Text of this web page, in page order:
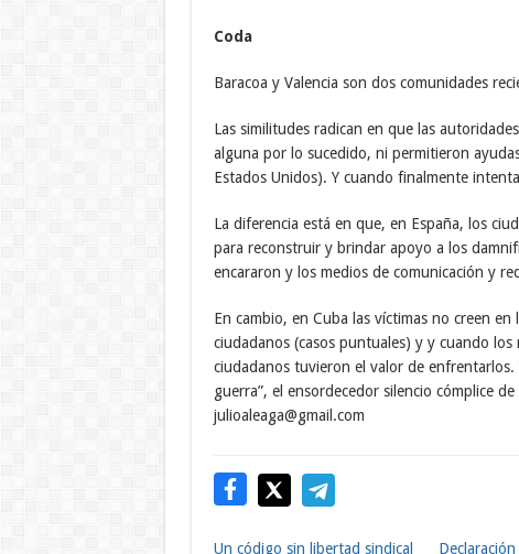
Coda
Baracoa y Valencia son dos comunidades
Las similitudes radican en que las
alguna por lo sucedido, ni permitieron
Estados Unidos). Y cuando finalmente
La diferencia está en que, en España, los
para reconstruir y brindar apoyo a los
encararon y los medios de comunicación y
En cambio, en Cuba las víctimas no creen
ciudadanos (casos puntuales) y y cuando
ciudadanos tuvieron el valor de
guerra”, el ensordecedor silencio cómplice
julioaleaga@gmail.com
Un código sin libertad sindical